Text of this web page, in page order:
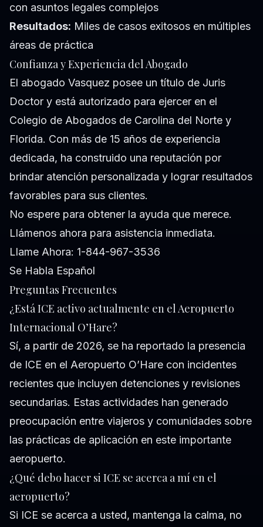
con asuntos legales complejos
Resultados: Miles de casos exitosos en múltiples
áreas de práctica
Confianza y Experiencia del Abogado
El abogado Vasquez posee un título de Juris
Doctor y está autorizado para ejercer en el
Colegio de Abogados de Carolina del Norte y
Florida. Con más de 15 años de experiencia
dedicada, ha construido una reputación por
brindar atención personalizada y lograr resultados
favorables para sus clientes.
No espere para obtener la ayuda que merece.
Llámenos ahora para asistencia inmediata.
Llame Ahora: 1-844-967-3536
Se Habla Español
Preguntas Frecuentes
¿Está ICE activo actualmente en el Aeropuerto
Internacional O’Hare?
Sí, a partir de 2026, se ha reportado la presencia
de ICE en el Aeropuerto O’Hare con incidentes
recientes que incluyen detenciones y revisiones
secundarias. Estas actividades han generado
preocupación entre viajeros y comunidades sobre
las prácticas de aplicación en este importante
aeropuerto.
¿Qué debo hacer si ICE se acerca a mí en el
aeropuerto?
Si ICE se acerca a usted, mantenga la calma, no